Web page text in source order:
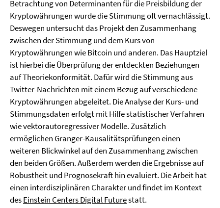
Betrachtung von Determinanten für die Preisbildung der
Kryptowährungen wurde die Stimmung oft vernachlässigt.
Deswegen untersucht das Projekt den Zusammenhang
zwischen der Stimmung und dem Kurs von
Kryptowährungen wie Bitcoin und anderen. Das Hauptziel
ist hierbei die Überprüfung der entdeckten Beziehungen
auf Theoriekonformität. Dafür wird die Stimmung aus
Twitter-Nachrichten mit einem Bezug auf verschiedene
Kryptowährungen abgeleitet. Die Analyse der Kurs- und
Stimmungsdaten erfolgt mit Hilfe statistischer Verfahren
wie vektorautoregressiver Modelle. Zusätzlich
ermöglichen Granger-Kausalitätsprüfungen einen
weiteren Blickwinkel auf den Zusammenhang zwischen
den beiden Größen. Außerdem werden die Ergebnisse auf
Robustheit und Prognosekraft hin evaluiert. Die Arbeit hat
einen interdisziplinären Charakter und findet im Kontext
desEinstein Centers Digital Futurestatt.